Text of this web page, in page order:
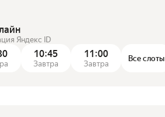
Яндекс ID
10:45
Завтра
11:00
Завтра
Все слоты